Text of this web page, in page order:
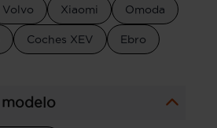
Volvo Xiaomi Omoda
Coches XEV Ebro